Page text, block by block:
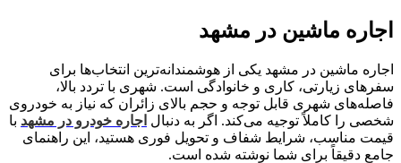
اجاره ماشین در مشهد
اجاره ماشین در مشهد یکی از هوشمندانه‌ترین انتخاب‌ها برای
سفرهای زیارتی، کاری و خانوادگی است. شهری با تردد بالا،
فاصله‌های شهری قابل توجه و حجم بالای زائران که نیاز به خودروی
شخصی را کاملاً توجیه می‌کند. اگر به دنبال اجاره خودرو در مشهد با
قیمت مناسب، شرایط شفاف و تحویل فوری هستید، این راهنمای
جامع دقیقاً برای شما نوشته شده است.